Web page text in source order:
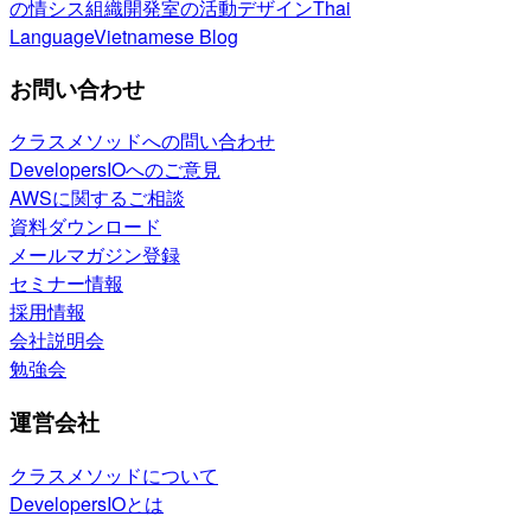
の情シス組織開発室の活動デザインThai
LanguageVietnamese Blog
お問い合わせ
クラスメソッドへの問い合わせ
DevelopersIOへのご意見
AWSに関するご相談
資料ダウンロード
メールマガジン登録
セミナー情報
採用情報
会社説明会
勉強会
運営会社
クラスメソッドについて
DevelopersIOとは